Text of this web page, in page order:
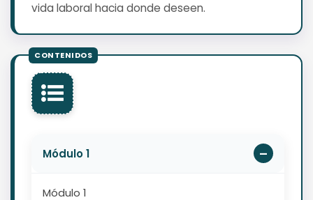
vida laboral hacia donde deseen.
Módulo 1
Módulo 1